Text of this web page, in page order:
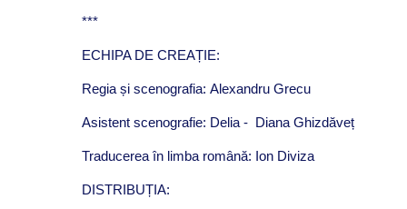
***
ECHIPA DE CREAȚIE:
Regia și scenografia: Alexandru Grecu
Asistent scenografie: Delia - Diana Ghizdăveț
Traducerea în limba română: Ion Diviza
DISTRIBUȚIA: